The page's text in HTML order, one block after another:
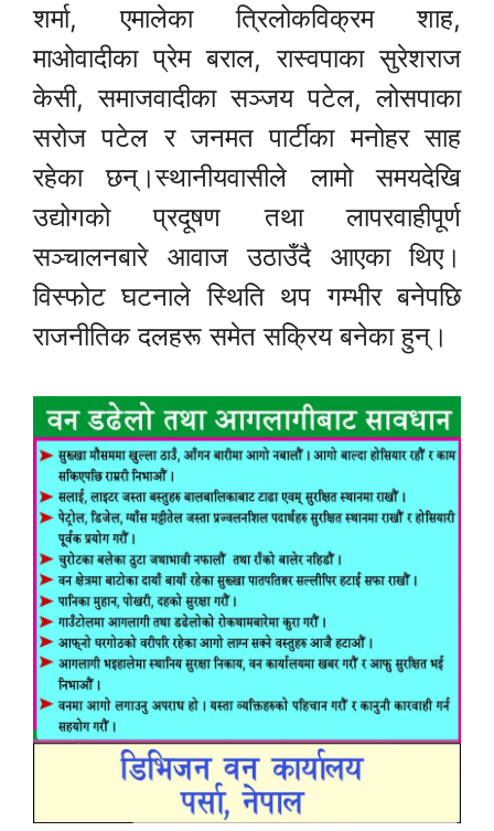
शर्मा, एमालेका त्रिलोकविक्रम शाह,
माओवादीका प्रेम बराल, रास्वपाका सुरेशराज
केसी, समाजवादीका सञ्जय पटेल, लोसपाका
सरोज पटेल र जनमत पार्टीका मनोहर साह
रहेका छन्।स्थानीयवासीले लामो समयदेखि
उद्योगको प्रदूषण तथा लापरवाहीपूर्ण
सञ्चालनबारे आवाज उठाउँदै आएका थिए।
विस्फोट घटनाले स्थिति थप गम्भीर बनेपछि
राजनीतिक दलहरू समेत सक्रिय बनेका हुन्।